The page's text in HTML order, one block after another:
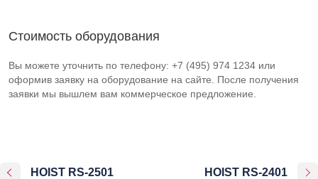
Стоимость оборудования
Вы можете уточнить по телефону: +7 (495) 974 1234 или
оформив заявку на оборудование на сайте. После получения
заявки мы вышлем вам коммерческое предложение.
HOIST RS-2501 HOIST RS-2401